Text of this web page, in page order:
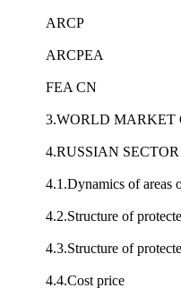
ARCP
ARCPEA
FEA CN
3.WORLD MARKET
4.RUSSIAN
4.1.Dynamics of areas
4.2.Structure of
4.3.Structure of
4.4.Cost price